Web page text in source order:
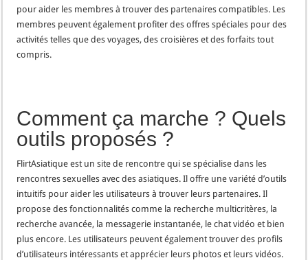
pour aider les membres à trouver des partenaires compatibles. Les
membres peuvent également profiter des offres spéciales pour des
activités telles que des voyages, des croisières et des forfaits tout
compris.
Comment ça marche ? Quels
outils proposés ?
FlirtAsiatique est un site de rencontre qui se spécialise dans les
rencontres sexuelles avec des asiatiques. Il offre une variété d’outils
intuitifs pour aider les utilisateurs à trouver leurs partenaires. Il
propose des fonctionnalités comme la recherche multicritères, la
recherche avancée, la messagerie instantanée, le chat vidéo et bien
plus encore. Les utilisateurs peuvent également trouver des profils
d’utilisateurs intéressants et apprécier leurs photos et leurs vidéos.